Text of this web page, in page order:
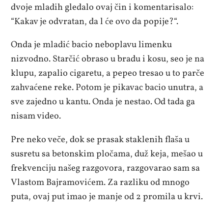
dvoje mladih gledalo ovaj čin i komentarisalo:
“Kakav je odvratan, da l će ovo da popije?“.
Onda je mladić bacio neboplavu limenku
nizvodno. Starčić obraso u bradu i kosu, seo je na
klupu, zapalio cigaretu, a pepeo tresao u to parče
zahvaćene reke. Potom je pikavac bacio unutra, a
sve zajedno u kantu. Onda je nestao. Od tada ga
nisam video.
Pre neko veče, dok se prasak staklenih flaša u
susretu sa betonskim pločama, duž keja, mešao u
frekvenciju našeg razgovora, razgovarao sam sa
Vlastom Bajramovićem. Za razliku od mnogo
puta, ovaj put imao je manje od 2 promila u krvi.